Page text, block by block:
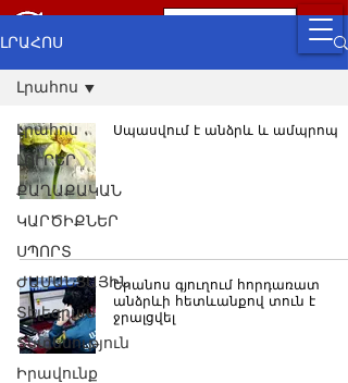
ԼՐԱՀՈՍ
Լրահոս
ԼՈՒՐԵՐ
ՔԱՂԱՔԱԿԱՆ
ԿԱՐԾԻՔՆԵՐ
ՍՊՈՐՏ
ԺԱՄԱՆՑԱՅԻՆ
Տելեգրամ
Տնտեսություն
Իրավունք
Լրահոս
Սպասվում է անձրև և ամպրոպ
Երանոս գյուղում հորդառատ
անձրևի հետևանքով տուն է
ջրալցվել